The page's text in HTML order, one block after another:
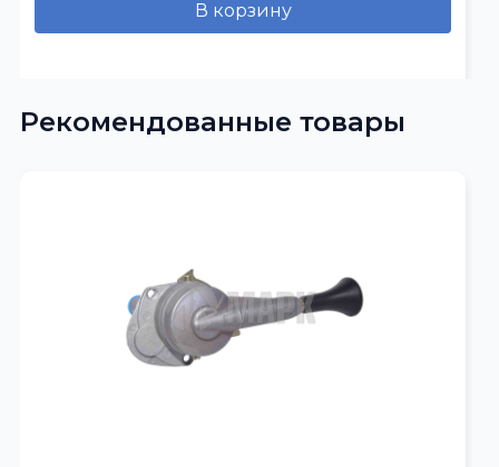
В корзину
Рекомендованные товары